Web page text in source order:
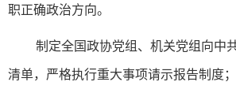
职正确政治方向。
制定全国政协党组、机关党组向中
清单，严格执行重大事项请示报告制度